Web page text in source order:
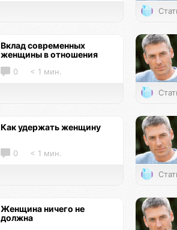
Вклад современных
женщины в отношения
0 < 1 мин.
Как удержать женщину
0 < 1 мин.
Женщина ничего не
должна